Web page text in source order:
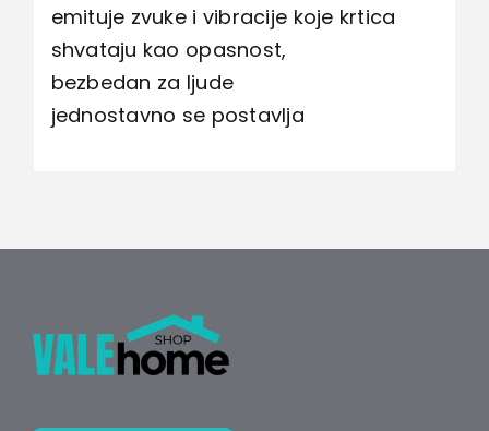
emituje zvuke i vibracije koje krtica
shvataju kao opasnost,
bezbedan za ljude
jednostavno se postavlja